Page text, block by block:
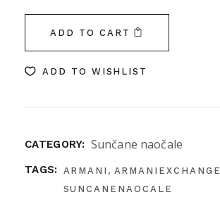
ADD TO CART
ADD TO WISHLIST
CATEGORY: Sunčane naočale
TAGS: ARMANI , ARMANIEXCHANGE
SUNCANENAOCALE